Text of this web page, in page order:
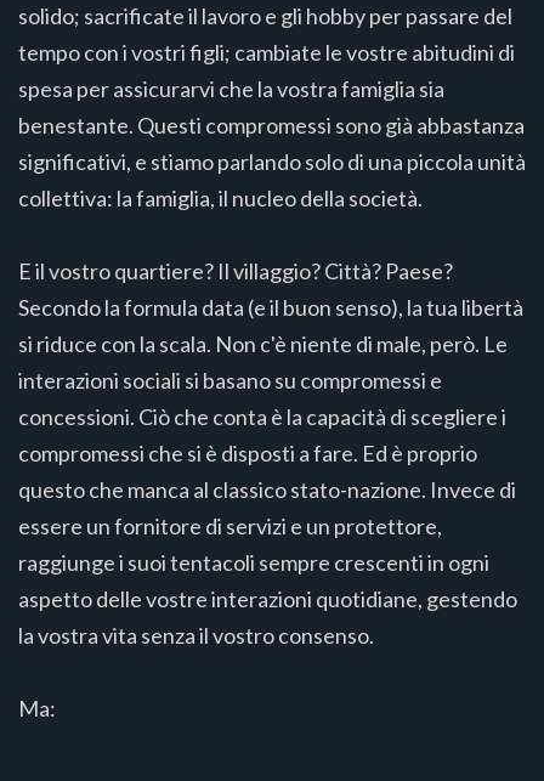
solido; sacrificate il lavoro e gli hobby per passare del
tempo con i vostri figli; cambiate le vostre abitudini di
spesa per assicurarvi che la vostra famiglia sia
benestante. Questi compromessi sono già abbastanza
significativi, e stiamo parlando solo di una piccola unità
collettiva: la famiglia, il nucleo della società.
E il vostro quartiere? Il villaggio? Città? Paese?
Secondo la formula data (e il buon senso), la tua libertà
si riduce con la scala. Non c'è niente di male, però. Le
interazioni sociali si basano su compromessi e
concessioni. Ciò che conta è la capacità di scegliere i
compromessi che si è disposti a fare. Ed è proprio
questo che manca al classico stato-nazione. Invece di
essere un fornitore di servizi e un protettore,
raggiunge i suoi tentacoli sempre crescenti in ogni
aspetto delle vostre interazioni quotidiane, gestendo
la vostra vita senza il vostro consenso.
Ma: